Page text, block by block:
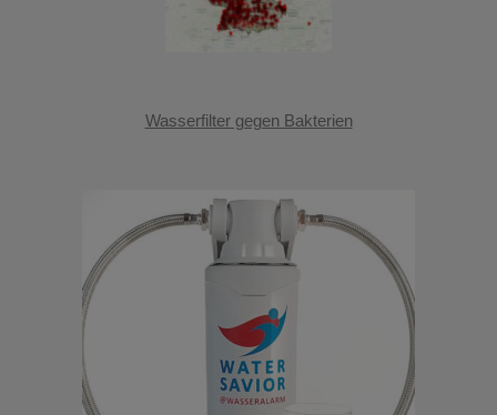
Wasserfilter gegen Bakterien